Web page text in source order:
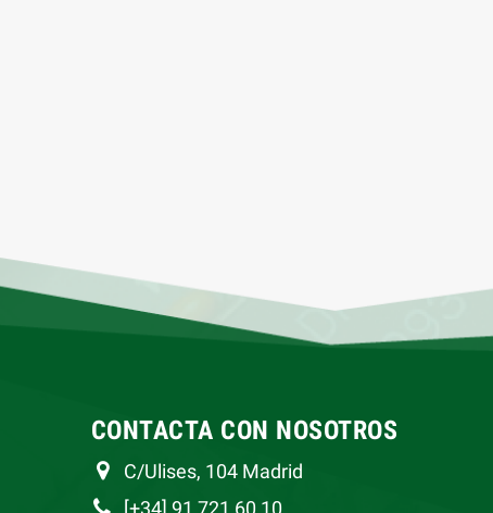
CONTACTA CON NOSOTROS
C/Ulises, 104 Madrid
[+34] 91 721 60 10